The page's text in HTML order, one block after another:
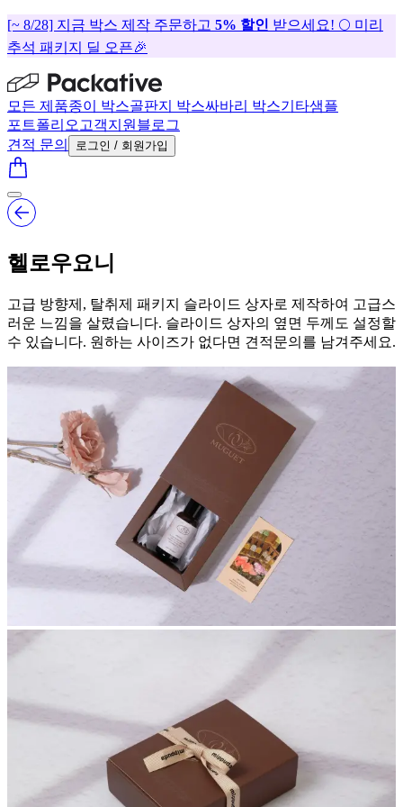
[~ 8/28] 지금 박스 제작 주문하고 5% 할인 받으세요! 🌕 미리
추석 패키지 딜 오픈🎉
모든 제품종이 박스골판지 박스싸바리 박스기타샘플
포트폴리오 고객지원 블로그
견적 문의
로그인 / 회원가입
헬로우요니
고급 방향제, 탈취제 패키지 슬라이드 상자로 제작하여 고급스
러운 느낌을 살렸습니다. 슬라이드 상자의 옆면 두께도 설정할
수 있습니다. 원하는 사이즈가 없다면 견적문의를 남겨주세요.